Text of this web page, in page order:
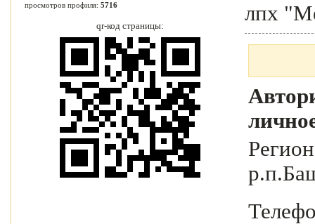
просмотров профиля: 5716
qr-код страницы:
лпх